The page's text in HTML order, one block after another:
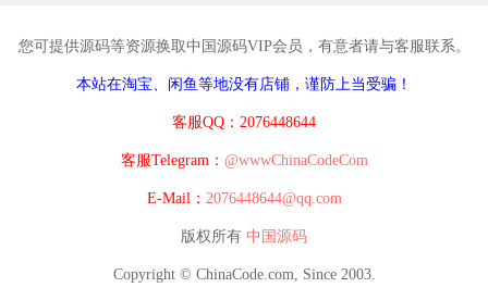
您可提供源码等资源换取中国源码VIP会员，有意者请与客服联系。
本站在淘宝、闲鱼等地没有店铺，谨防上当受骗！
客服QQ：2076448644
客服Telegram： @wwwChinaCodeCom
E-Mail： 2076448644@qq.com
版权所有 中国源码
Copyright © ChinaCode.com, Since 2003.